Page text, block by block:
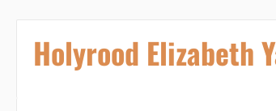
Holyrood Elizabeth